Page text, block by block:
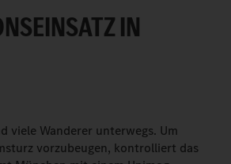
IN
viele Wanderer unterwegs. Um
vorzubeugen, kontrolliert das